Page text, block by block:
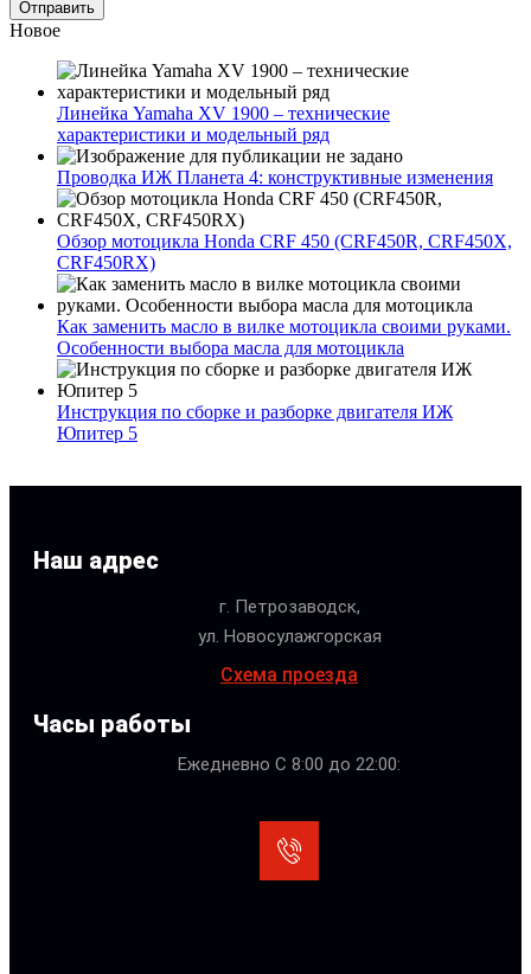
Новое
Линейка Yamaha XV 1900 – технические
характеристики и модельный ряд
Проводка ИЖ Планета 4: конструктивные изменения
Обзор мотоцикла Honda CRF 450 (CRF450R, CRF450X,
CRF450RX)
Как заменить масло в вилке мотоцикла своими руками.
Особенности выбора масла для мотоцикла
Инструкция по сборке и разборке двигателя ИЖ
Юпитер 5
Наш адрес
г. Петрозаводск,
ул. Новосулажгорская
Схема проезда
Часы работы
Ежедневно С 8:00 до 22:00: